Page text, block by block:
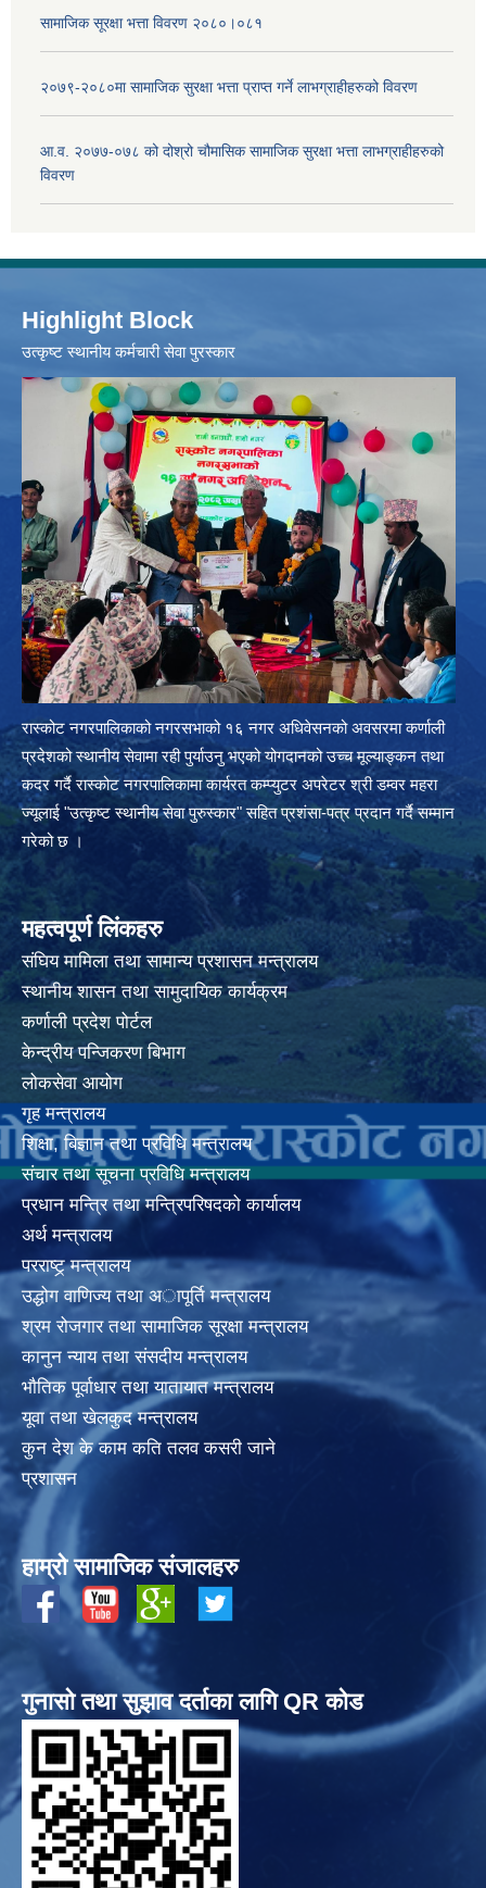
सामाजिक सूरक्षा भत्ता विवरण २०८०।०८१
२०७९-२०८०मा सामाजिक सुरक्षा भत्ता प्राप्त गर्ने लाभग्राहीहरुको विवरण
आ.व. २०७७-०७८ को दोश्रो चौमासिक सामाजिक सुरक्षा भत्ता लाभग्राहीहरुको
विवरण
Highlight Block
उत्‍कृष्ट स्थानीय कर्मचारी सेवा पुरस्कार
रास्कोट नगरपालिकाको नगरसभाको १६ नगर अधिवेसनको अवसरमा कर्णाली
प्रदेशको स्थानीय सेवामा रही पुर्याउनु भएको योगदानको उच्च मूल्याङ्कन तथा
कदर गर्दै रास्कोट नगरपालिकामा कार्यरत कम्प्युटर अपरेटर श्री डम्वर महरा
ज्यूलाई "उत्कृष्ट स्थानीय सेवा पुरुस्कार" सहित प्रशंसा-पत्र प्रदान गर्दै सम्मान
गरेको छ ।
महत्वपूर्ण लिंकहरु
संघिय मामिला तथा सामान्य प्रशासन मन्त्रालय
स्थानीय शासन तथा सामुदायिक कार्यक्रम
कर्णाली प्रदेश पोर्टल
केन्द्रीय पन्जिकरण बिभाग
लोकसेवा आयोग
गृह मन्त्रालय
शिक्षा, बिज्ञान तथा प्रविधि मन्त्रालय
संचार तथा सूचना प्रविधि मन्त्रालय
प्रधान मन्त्रि तथा मन्त्रिपरिषदको कार्यालय
अर्थ मन्त्रालय
परराष्ट्र् मन्त्रालय
उद्धोग वाणिज्य तथा अापूर्ति मन्त्रालय
श्रम रोजगार तथा सामाजिक सूरक्षा मन्त्रालय
कानुन न्याय तथा संसदीय मन्त्रालय
भाैतिक पूर्वाधार तथा यातायात मन्त्रालय
यूवा तथा खेलकुद मन्त्रालय
कुन देश के काम कति तलव कसरी जाने
प्रशासन
हाम्रो सामाजिक संजालहरु
गुनासो तथा सुझाव दर्ताका लागि QR कोड